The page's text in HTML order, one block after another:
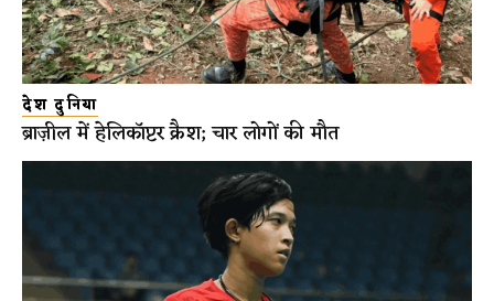
देश दुनिया
ब्राज़ील में हेलिकॉप्टर क्रैश; चार लोगों की मौत